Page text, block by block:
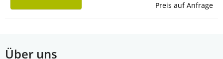
Preis auf Anfrage
Über uns